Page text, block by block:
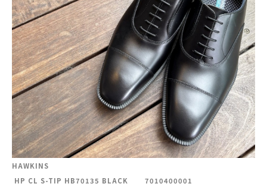
HAWKINS
HP CL S-TIP HB70135 BLACK 7010400001